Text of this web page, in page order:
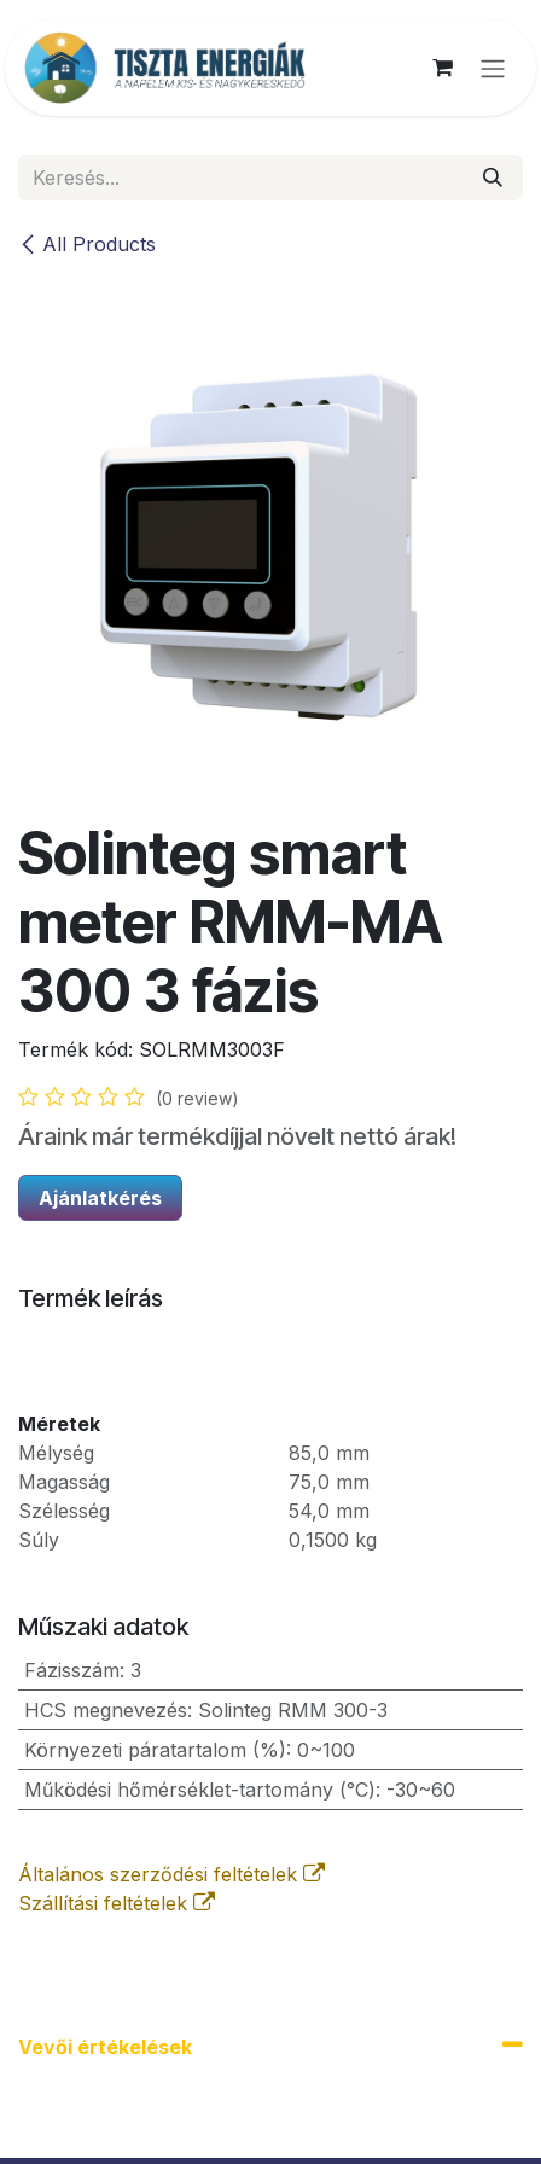
All Products
Solinteg smart
meter RMM-MA
300 3 fázis
Termék kód: SOLRMM3003F
(0 review)
Áraink már termékdíjjal növelt nettó árak!
Ajánlatkérés
Termék leírás
Méretek
Mélység
85,0 mm
Magasság
75,0 mm
Szélesség
54,0 mm
Súly
0,1500 kg
Műszaki adatok
Fázisszám: 3
HCS megnevezés: Solinteg RMM 300-3
Környezeti páratartalom (%): 0~100
Működési hőmérséklet-tartomány (°C): -30~60
Általános szerződési feltételek
Szállítási feltételek
Vevői értékel​ések